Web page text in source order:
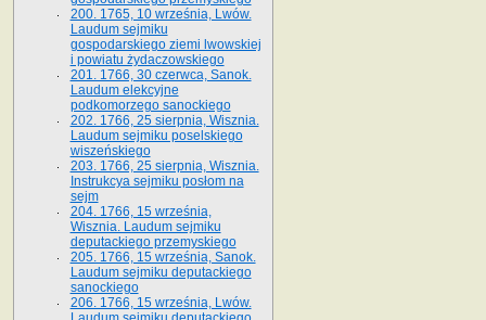
200. 1765, 10 września, Lwów.
Laudum sejmiku
gospodarskiego ziemi lwowskiej
i powiatu żydaczowskiego
201. 1766, 30 czerwca, Sanok.
Laudum elekcyjne
podkomorzego sanockiego
202. 1766, 25 sierpnia, Wisznia.
Laudum sejmiku poselskiego
wiszeńskiego
203. 1766, 25 sierpnia, Wisznia.
Instrukcya sejmiku posłom na
sejm
204. 1766, 15 września,
Wisznia. Laudum sejmiku
deputackiego przemyskiego
205. 1766, 15 września, Sanok.
Laudum sejmiku deputackiego
sanockiego
206. 1766, 15 września, Lwów.